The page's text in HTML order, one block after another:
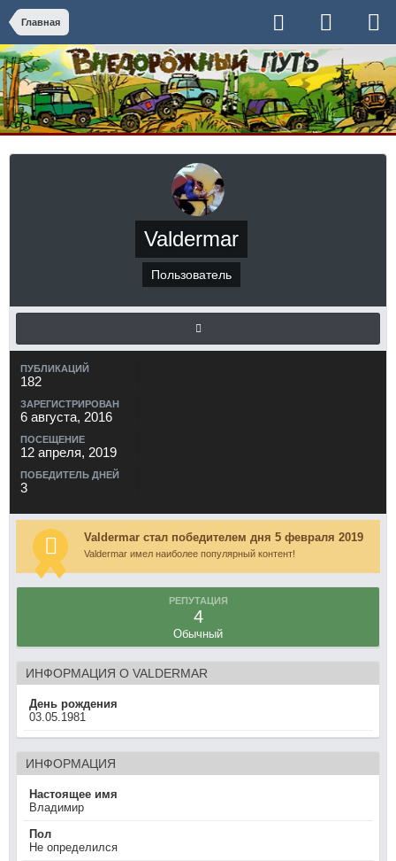
Главная
Valdermar
Пользователь
ПУБЛИКАЦИЙ
182
ЗАРЕГИСТРИРОВАН
6 августа, 2016
ПОСЕЩЕНИЕ
12 апреля, 2019
ПОБЕДИТЕЛЬ ДНЕЙ
3
Valdermar стал победителем дня 5 февраля 2019
Valdermar имел наиболее популярный контент!
РЕПУТАЦИЯ
4
Обычный
ИНФОРМАЦИЯ О VALDERMAR
День рождения
03.05.1981
ИНФОРМАЦИЯ
Настоящее имя
Владимир
Пол
Не определился